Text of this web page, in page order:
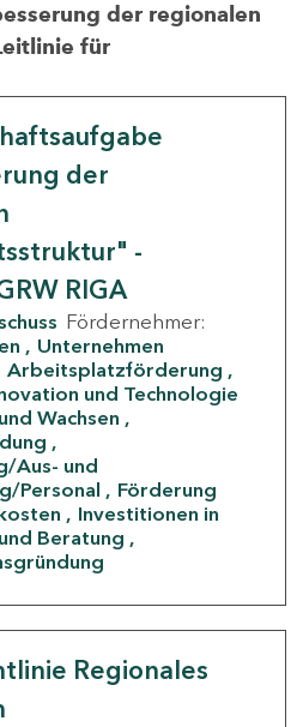
der regionalen
für
der
-
RIGA
Fördernehmer:
Unternehmen
Arbeitsplatzförderung
und Technologie
Wachsen
Aus- und
Personal
Förderung
Investitionen in
Beratung
Regionales